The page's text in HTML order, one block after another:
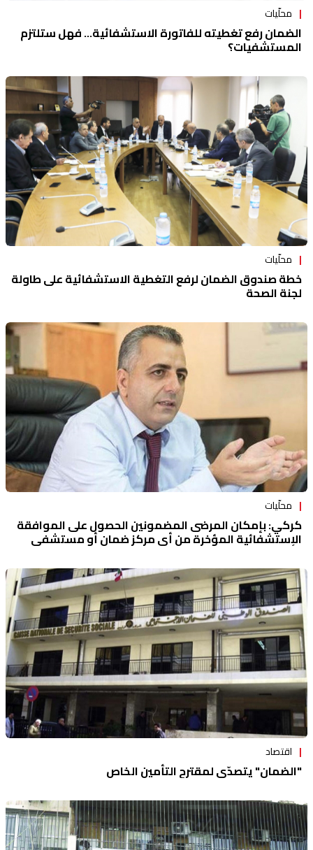
محلّيات
الضمان رفع تغطيته للفاتورة الاستشفائية... فهل ستلتزم
المستشفيات؟
محلّيات
خطة صندوق الضمان لرفع التغطية الاستشفائية على طاولة
لجنة الصحة
محلّيات
كركي: بإمكان المرضى المضمونين الحصول على الموافقة
الإستشفائية المؤخرة من أي مركز ضمان أو مستشفى
اقتصاد
"الضمان" يتصدّى لمقترح التأمين الخاص